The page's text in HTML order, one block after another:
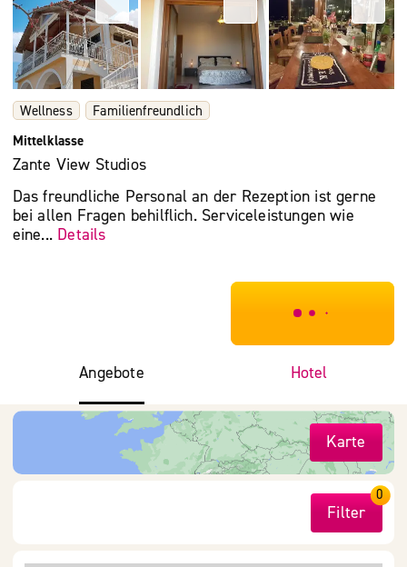
Wellness
Familienfreundlich
Mittelklasse
Zante View Studios
Das freundliche Personal an der Rezeption ist gerne
bei allen Fragen behilflich. Serviceleistungen wie
eine... Details
***************
Angebote Hotel
Karte
Filter
0